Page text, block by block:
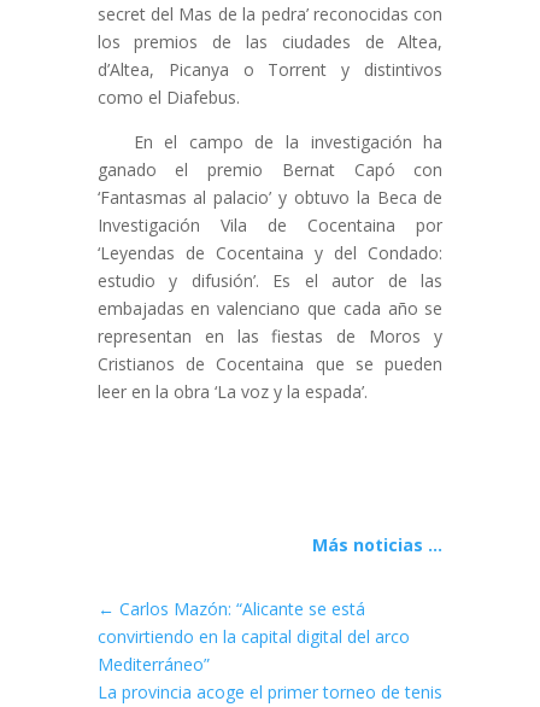
secret del Mas de la pedra’ reconocidas con
los premios de las ciudades de Altea,
d’Altea, Picanya o Torrent y distintivos
como el Diafebus.
En el campo de la investigación ha
ganado el premio Bernat Capó con
‘Fantasmas al palacio’ y obtuvo la Beca de
Investigación Vila de Cocentaina por
‘Leyendas de Cocentaina y del Condado:
estudio y difusión’. Es el autor de las
embajadas en valenciano que cada año se
representan en las fiestas de Moros y
Cristianos de Cocentaina que se pueden
leer en la obra ‘La voz y la espada’.
Más noticias ...
← Carlos Mazón: “Alicante se está
convirtiendo en la capital digital del arco
Mediterráneo”
La provincia acoge el primer torneo de tenis